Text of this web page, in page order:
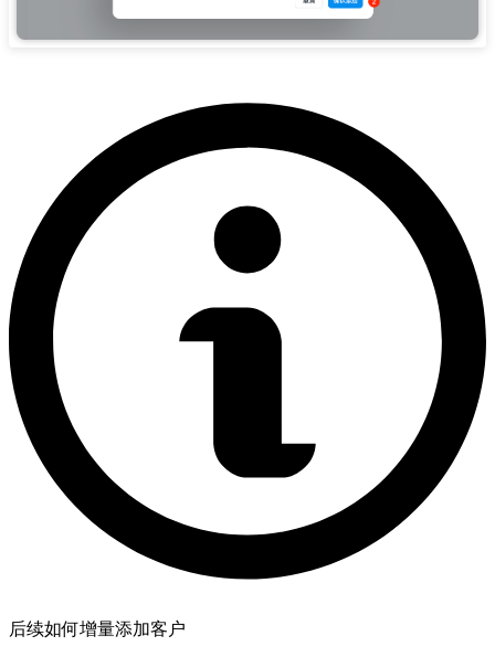
后续如何增量添加客户